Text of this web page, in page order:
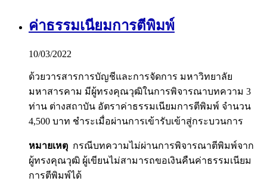
ค่าธรรมเนียมการตีพิมพ์
10/03/2022
ด้วยวารสารการบัญชีและการจัดการ มหาวิทยาลัย
มหาสารคาม มีผู้ทรงคุณวุฒิในการพิจารณาบทความ 3
ท่าน ต่างสถาบัน อัตราค่าธรรมเนียมการตีพิมพ์ จำนวน
4,500 บาท ชำระเมื่อผ่านการเข้ารับเข้าสู่กระบวนการ
หมายเหตุ กรณีบทความไม่ผ่านการพิจารณาตีพิมพ์จาก
ผู้ทรงคุณวุฒิ ผู้เขียนไม่สามารถขอเงินคืนค่าธรรมเนียม
การตีพิมพ์ได้